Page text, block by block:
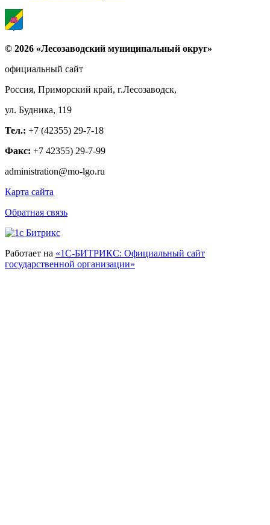
© 2026 «Лесозаводский муниципальный округ»
официальный сайт
Россия, Приморский край, г.Лесозаводск,
ул. Будника, 119
Тел.: +7 (42355) 29-7-18
Факс: +7 42355) 29-7-99
administration@mo-lgo.ru
Карта сайта
Обратная связь
Работает на «1С-БИТРИКС: Официальный сайт
государственной организации»